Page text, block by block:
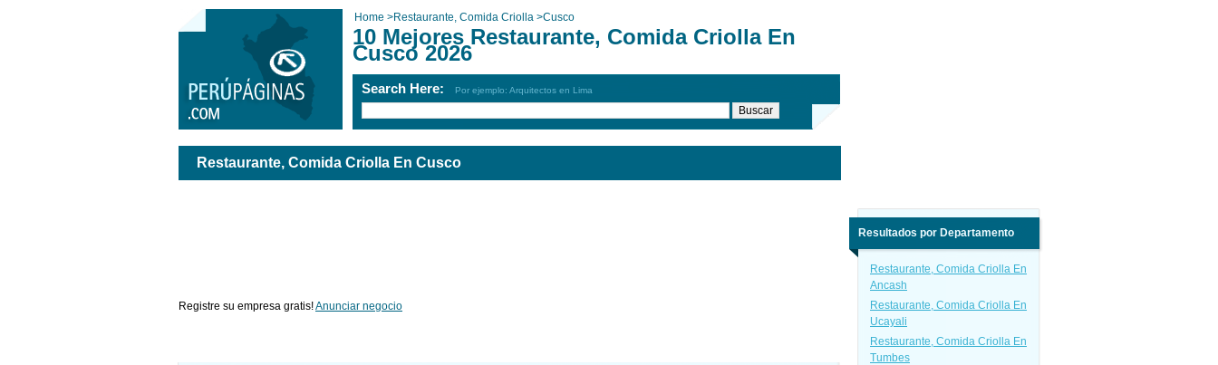
Home >Restaurante, Comida Criolla >Cusco
10 Mejores Restaurante, Comida Criolla En
Cusco 2026
Search Here: Por ejemplo: Arquitectos en Lima
Restaurante, Comida Criolla En Cusco
Registre su empresa gratis!Anunciar negocio
Resultados por Departamento
Restaurante, Comida Criolla En
Ancash
Restaurante, Comida Criolla En
Ucayali
Restaurante, Comida Criolla En
Tumbes